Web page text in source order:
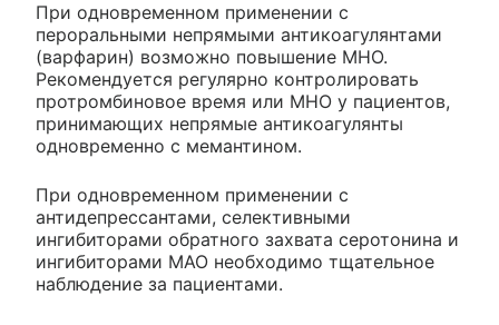
При одновременном применении с
пероральными непрямыми антикоагулянтами
(варфарин) возможно повышение МНО.
Рекомендуется регулярно контролировать
протромбиновое время или МНО у пациентов,
принимающих непрямые антикоагулянты
одновременно с мемантином.
При одновременном применении с
антидепрессантами, селективными
ингибиторами обратного захвата серотонина и
ингибиторами МАО необходимо тщательное
наблюдение за пациентами.